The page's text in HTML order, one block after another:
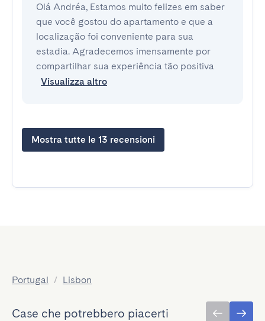
Olá Andréa, Estamos muito felizes em saber
que você gostou do apartamento e que a
localização foi conveniente para sua
estadia. Agradecemos imensamente por
compartilhar sua experiência tão positiva
Visualizza altro
Mostra tutte le 13 recensioni
Portugal / Lisbon
Case che potrebbero piacerti